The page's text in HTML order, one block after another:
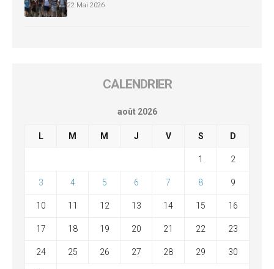
22 Mai 2026
CALENDRIER
août 2026
L M M J V S D
1 2
3 4 5 6 7 8 9
10 11 12 13 14 15 16
17 18 19 20 21 22 23
24 25 26 27 28 29 30